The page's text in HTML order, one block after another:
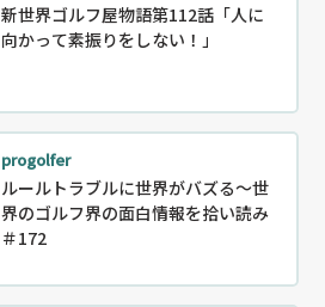
新世界ゴルフ屋物語第112話「人に
向かって素振りをしない！」
progolfer
ルールトラブルに世界がバズる～世
界のゴルフ界の面白情報を拾い読み
＃172